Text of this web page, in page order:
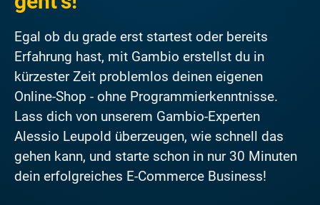
Egal ob du grade erst startest oder bereits
Erfahrung hast, mit Gambio erstellst du in
kürzester Zeit problemlos deinen eigenen
Online-Shop - ohne Programmierkenntnisse.
Lass dich von unserem Gambio-Experten
Alessio Leupold überzeugen, wie schnell das
gehen kann, und starte schon in nur 30 Minuten
dein erfolgreiches E-Commerce Business!